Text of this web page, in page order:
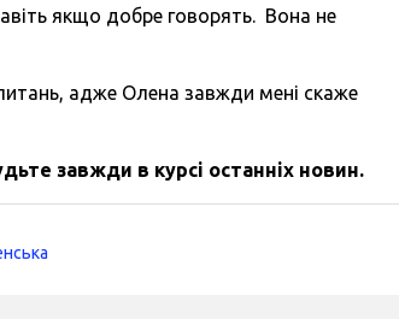
якщо добре говорять. Вона не
адже Олена завжди мені скаже
завжди в курсі останніх новин.